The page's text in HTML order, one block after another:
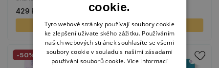
429 Kč
KOUPIT
429 Kč
KOUPIT
-50% -50%
cookie.
Tyto webové stránky používají soubory cookie
ke zlepšení uživatelského zážitku. Používáním
našich webových stránek souhlasíte se všemi
soubory cookie v souladu s našimi zásadami
používání souborů cookie. Více informací